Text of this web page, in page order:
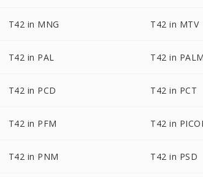
T42 in MNG T42 in MTV
T42 in PAL T42 in
T42 in PCD T42 in PCT
T42 in PFM T42 in
T42 in PNM T42 in PSD